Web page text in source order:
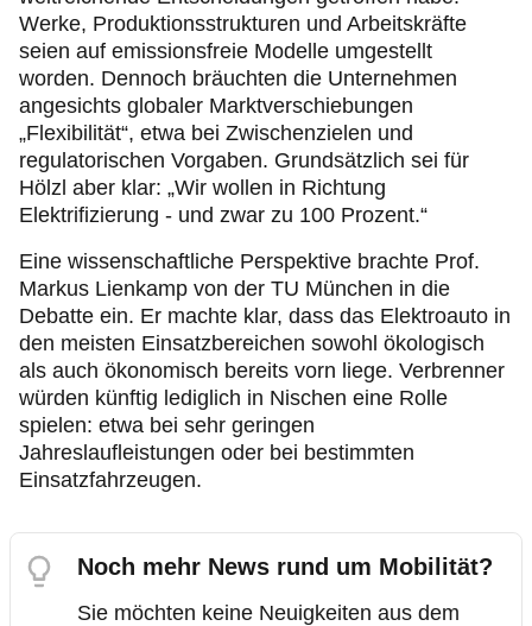
Werke, Produktionsstrukturen und Arbeitskräfte
seien auf emissionsfreie Modelle umgestellt
worden. Dennoch bräuchten die Unternehmen
angesichts globaler Marktverschiebungen
„Flexibilität“, etwa bei Zwischenzielen und
regulatorischen Vorgaben. Grundsätzlich sei für
Hölzl aber klar: „Wir wollen in Richtung
Elektrifizierung - und zwar zu 100 Prozent.“
Eine wissenschaftliche Perspektive brachte Prof.
Markus Lienkamp von der TU München in die
Debatte ein. Er machte klar, dass das Elektroauto in
den meisten Einsatzbereichen sowohl ökologisch
als auch ökonomisch bereits vorn liege. Verbrenner
würden künftig lediglich in Nischen eine Rolle
spielen: etwa bei sehr geringen
Jahreslaufleistungen oder bei bestimmten
Einsatzfahrzeugen.
Noch mehr News rund um Mobilität?
Sie möchten keine Neuigkeiten aus dem